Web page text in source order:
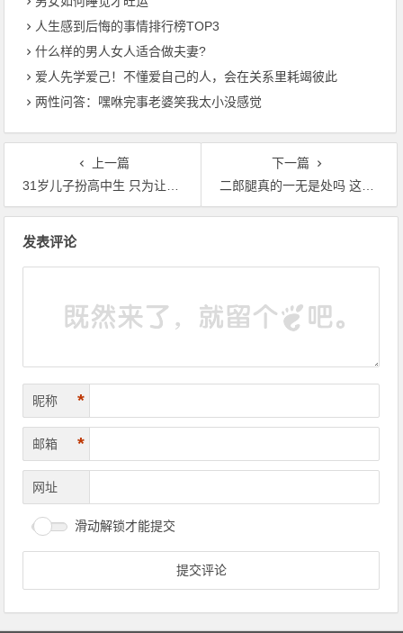
人生感到后悔的事情排行榜TOP3
什么样的男人女人适合做夫妻?
爱人先学爱己！不懂爱自己的人，会在关系里耗竭彼此
两性问答：嘿咻完事老婆笑我太小没感觉
上一篇
31岁儿子扮高中生 只为让患阿尔茨海默氏症的母亲开心
下一篇
二郎腿真的一无是处吗 这些人翘二郎腿反而有好处
发表评论
昵称 *
邮箱 *
网址
滑动解锁才能提交